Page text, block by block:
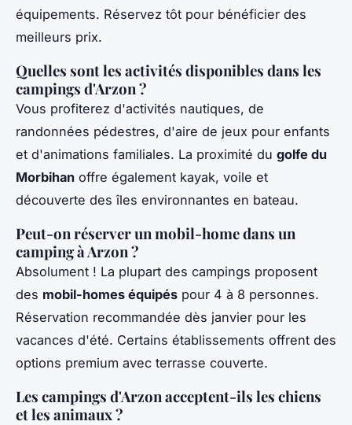
équipements. Réservez tôt pour bénéficier des
meilleurs prix.
Quelles sont les activités disponibles dans les
campings d'Arzon ?
Vous profiterez d'activités nautiques, de
randonnées pédestres, d'aire de jeux pour enfants
et d'animations familiales. La proximité du golfe du
Morbihan offre également kayak, voile et
découverte des îles environnantes en bateau.
Peut-on réserver un mobil-home dans un
camping à Arzon ?
Absolument ! La plupart des campings proposent
des mobil-homes équipés pour 4 à 8 personnes.
Réservation recommandée dès janvier pour les
vacances d'été. Certains établissements offrent des
options premium avec terrasse couverte.
Les campings d'Arzon acceptent-ils les chiens
et les animaux ?